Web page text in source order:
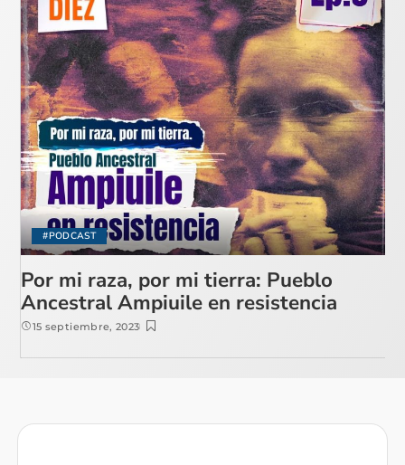
#PODCAST
Por mi raza, por mi tierra: Pueblo
Ancestral Ampiuile en resistencia
15 septiembre, 2023